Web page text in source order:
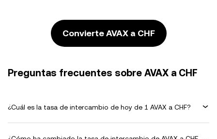
Convierte AVAX a CHF
Preguntas frecuentes sobre AVAX a CHF
¿Cuál es la tasa de intercambio de hoy de 1 AVAX a CHF?